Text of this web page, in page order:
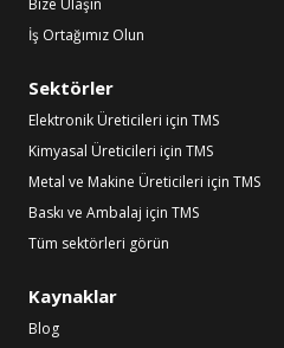
Bize Ulaşın
İş Ortağımız Olun
Sektörler
Elektronik Üreticileri için TMS
Kimyasal Üreticileri için TMS
Metal ve Makine Üreticileri için TMS
Baskı ve Ambalaj için TMS
Tüm sektörleri görün
Kaynaklar
Blog